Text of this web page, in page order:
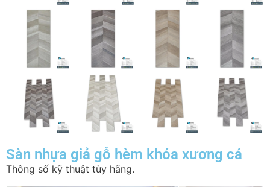
Sàn nhựa giả gỗ hèm khóa xương cá
Thông số kỹ thuật tùy hãng.